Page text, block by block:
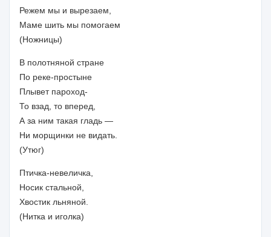
Режем мы и вырезаем,
Маме шить мы помогаем
(Ножницы)
В полотняной стране
По реке-простыне
Плывет пароход-
То взад, то вперед,
А за ним такая гладь —
Ни морщинки не видать.
(Утюг)
Птичка-невеличка,
Носик стальной,
Хвостик льняной.
(Нитка и иголка)